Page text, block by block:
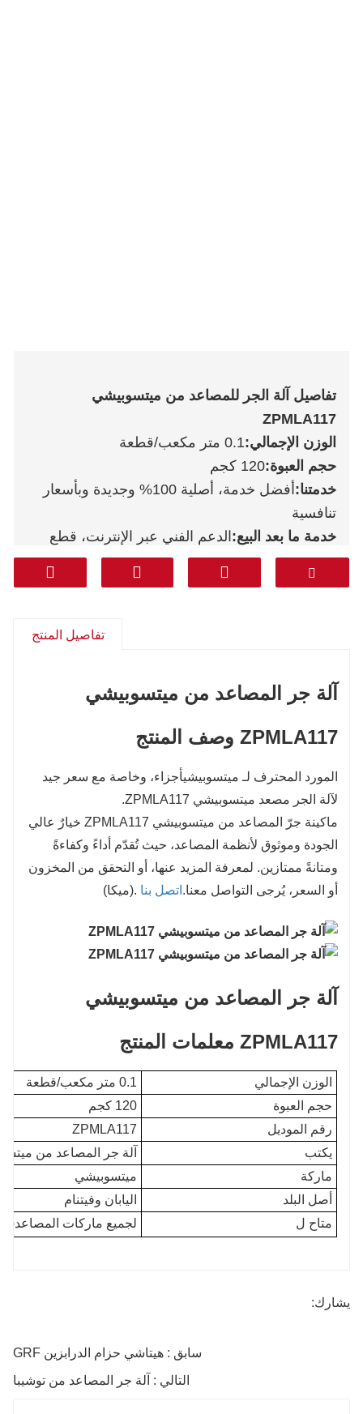
تفاصيل آلة الجر للمصاعد من ميتسوبيشي
ZPMLA117
الوزن الإجمالي:0.1 متر مكعب/قطعة
حجم العبوة:120 كجم
خدمتنا:
أفضل خدمة، أصلية 100% وجديدة وبأسعار
تنافسية
خدمة ما بعد البيع: الدعم الفني عبر الإنترنت، قطع
الغيار المجانية، الإرجاع، وغير ذلك
ضمان:سنة واحدة
الضريبة):
العربية السعودية، الإمارات العربية المتحدة، قطر،
الخ)، أمريكا الجنوبية، تشيلي، المكسيك.
تفاصيل المنتج
آلة جر المصاعد من ميتسوبيشي
ZPMLA117وصف المنتج
المورد المحترف لـميتسوبيشيأجزاء، وخاصة مع سعر جيد
لآلة الجر مصعد ميتسوبيشي ZPMLA117.
ماكينة جرّ المصاعد من ميتسوبيشي ZPMLA117 خيارٌ عالي
الجودة وموثوق لأنظمة المصاعد، حيث تُقدّم أداءً وكفاءةً
ومتانةً ممتازين. لمعرفة المزيد عنها، أو التحقق من المخزون
أو السعر، يُرجى التواصل معنا. اتصل بنا .(ميكا)
آلة جر المصاعد من ميتسوبيشي
ZPMLA117معلمات المنتج
الوزن الإجمالي
0.1 متر مكعب/قطعة
حجم العبوة
120 كجم
رقم الموديل
ZPMLA117
يكتب
آلة جر المصاعد من
ماركة
ميتسوبيشي
أصل البلد
اليابان وفيتنام
متاح ل
لجميع ماركات المصاعد(
يشارك:
سابق : هيتاشي حزام الدرابزين GRF
التالي : آلة جر المصاعد من توشيبا